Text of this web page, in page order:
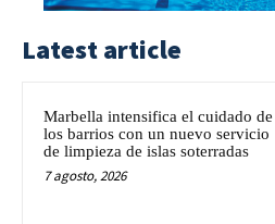
Latest article
Marbella intensifica el cuidado de
los barrios con un nuevo servicio
de limpieza de islas soterradas
7 agosto, 2026